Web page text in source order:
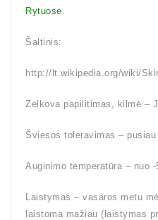
Rytuose.
Šaltinis:
http://lt.wikipedia.org/wiki/
Zelkova papilitimas, kilmė –
Šviesos toleravimas –
Auginimo temperatūra – nuo
Laistymas – vasaros metu
laistoma mažiau (laistymas